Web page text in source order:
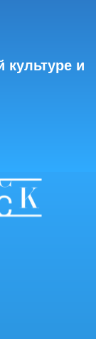
культуре и